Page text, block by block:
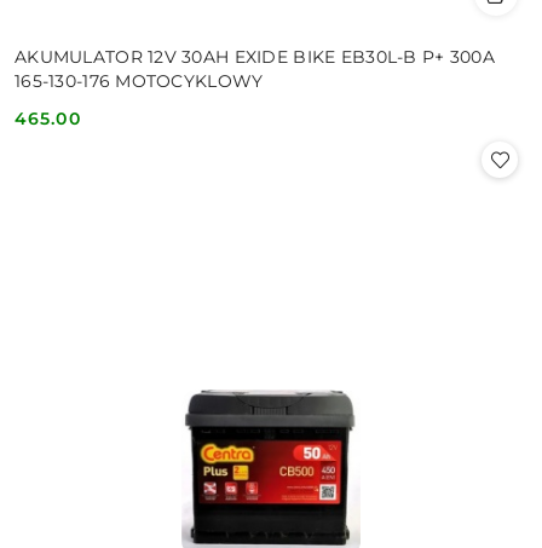
AKUMULATOR 12V 30AH EXIDE BIKE EB30L-B P+ 300A
165-130-176 MOTOCYKLOWY
Cena:
465.00